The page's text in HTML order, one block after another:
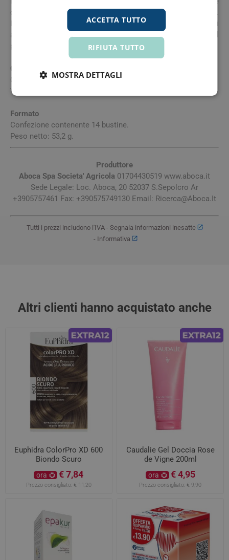
devono essere utilizzati nell’ambito di uno stile di vita sano.
Il prodotto deve essere tenuto fuori dalla portata dei bambini
al di sotto dei tre anni di età. Si consiglia di assumere il
prodotto ad almeno due ore dall’assunzione di farmaci.
Conservazione
Conservare in luogo fresco, asciutto e al riparo dalla luce.
Validità a confezionamento integro: 36 mesi.
Formato
Confezione contenente 14 bustine.
Peso netto: 53,2 g.
Produttore
Aboca Spa Societa' Agricola 01704430519 www.aboca.it
Sede Legale: Loc. Aboca, 20 52037 S.Sepolcro Ar
+3905757461 Fax: +390575749130 Email: Ricerca@Aboca.It
Tutti i prezzi includono l'IVA - Segnala informazioni inesatte
- Informativa
Altri clienti hanno acquistato anche
Euphidra ColorPro XD 600
Biondo Scuro
ora € 7,84
Prezzo consigliato: € 11,20
Caudalie Gel Doccia Rose
de Vigne 200ml
ora € 4,95
Prezzo consigliato: € 9,90
ACCETTA TUTTO
RIFIUTA TUTTO
MOSTRA DETTAGLI